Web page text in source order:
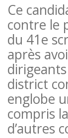
Ce
contre le
du 41e
après
district
englobe
compris
d’autres